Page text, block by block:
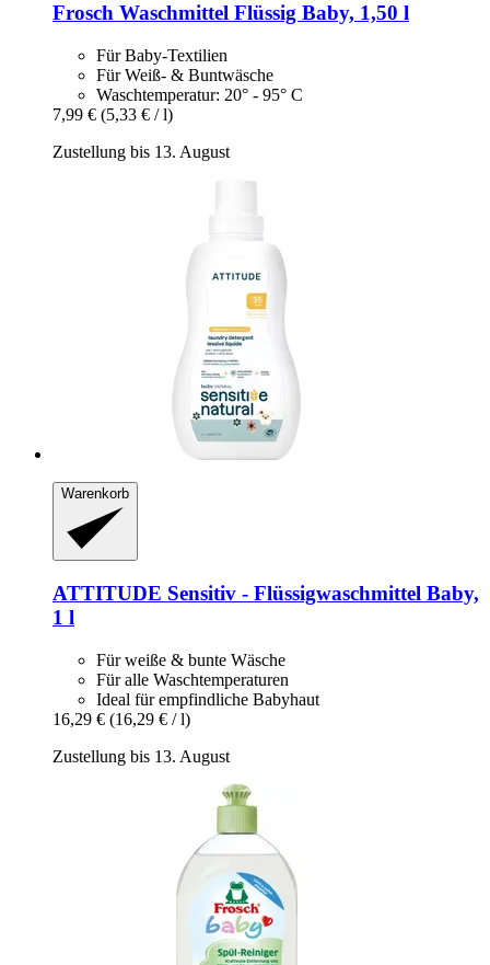
Frosch Waschmittel Flüssig Baby, 1,50 l
Für Baby-Textilien
Für Weiß- & Buntwäsche
Waschtemperatur: 20° - 95° C
7,99 € (5,33 € / l)
Zustellung bis 13. August
Warenkorb
ATTITUDE Sensitiv -​ Flüssigwaschmittel Baby,
1 l
Für weiße & bunte Wäsche
Für alle Waschtemperaturen
Ideal für empfindliche Babyhaut
16,29 € (16,29 € / l)
Zustellung bis 13. August